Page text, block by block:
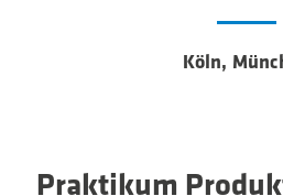
Köln,
Praktikum